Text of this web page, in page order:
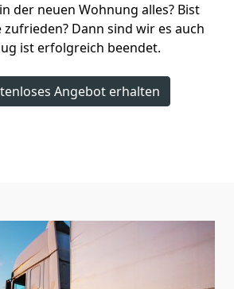
der neuen Wohnung alles? Bist
zufrieden? Dann sind wir es auch
ist erfolgreich beendet.
Angebot erhalten